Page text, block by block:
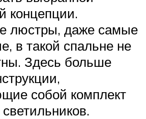
концепции.
люстры, даже самые
в такой спальне не
Здесь больше
собой комплект